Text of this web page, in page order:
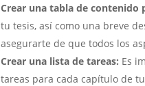
Crear una tabla de contenido
tu tesis, así como una breve
asegurarte de que todos los
Crear una lista de tareas: Es
tareas para cada capítulo de